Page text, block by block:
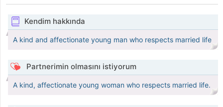
Kendim hakkında
A kind and affectionate young man who respects married life
Partnerimin olmasını istiyorum
A kind, affectionate young woman who respects married life.